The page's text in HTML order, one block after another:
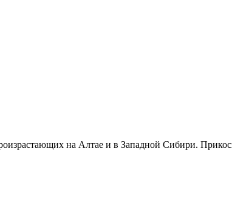
на Алтае и в Западной Сибири.